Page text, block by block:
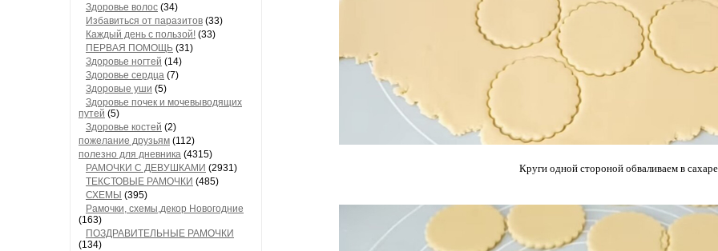
Здоровье волос (34)
Избавиться от паразитов (33)
Каждый день с пользой! (33)
ПЕРВАЯ ПОМОЩЬ (31)
Здоровье ногтей (14)
Здоровье сердца (7)
Здоровые уши (5)
Здоровье почек и мочевыводящих
путей (5)
Здоровье костей (2)
пожелание друзьям (112)
полезно для дневника (4315)
РАМОЧКИ С ДЕВУШКАМИ (2931)
ТЕКСТОВЫЕ РАМОЧКИ (485)
СХЕМЫ (395)
Рамочки, схемы,декор Новогодние
(163)
ПОЗДРАВИТЕЛЬНЫЕ РАМОЧКИ
(134)
Круги одной стороной обваливаем в